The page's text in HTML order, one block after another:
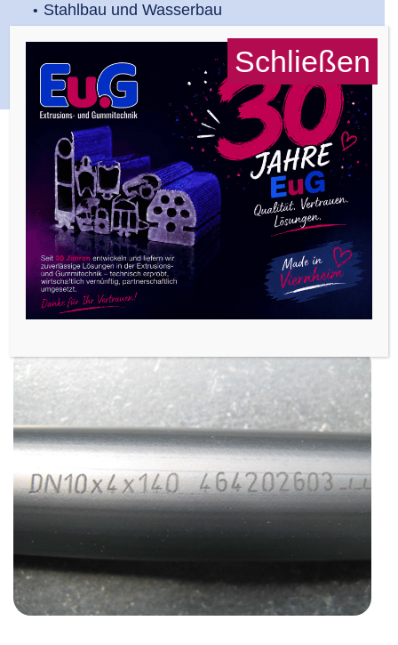
Stahlbau und Wasserbau
und viele mehr
Produktmarkierung und
Produktkennzeichnung
Ob Logos, Symbole, Barcodes oder sonstige
Daten – mit modernen
Hochgeschwindigkeitslasersytemen werden Ihre
Produkte sauber und permanent gekennzeichnet.
Schließen